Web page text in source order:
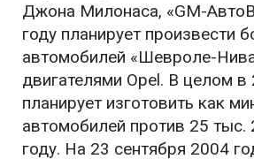
Джона Милонаса, «GM-
году планирует произвести
автомобилей «Шевроле-
двигателями Opel. В целом
планирует изготовить как
автомобилей против 25 тыс.
году. На 23 сентября 2004